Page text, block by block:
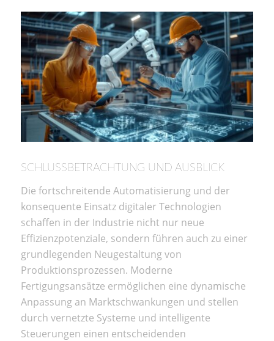
SCHLUSSBETRACHTUNG UND AUSBLICK
Die fortschreitende Automatisierung und der
konsequente Einsatz digitaler Technologien
schaffen in der Industrie nicht nur neue
Effizienzpotenziale, sondern führen auch zu einer
grundlegenden Neugestaltung von
Produktionsprozessen. Moderne
Fertigungsansätze ermöglichen eine dynamische
Anpassung an Marktschwankungen und stellen
durch vernetzte Systeme und intelligente
Steuerungen einen entscheidenden